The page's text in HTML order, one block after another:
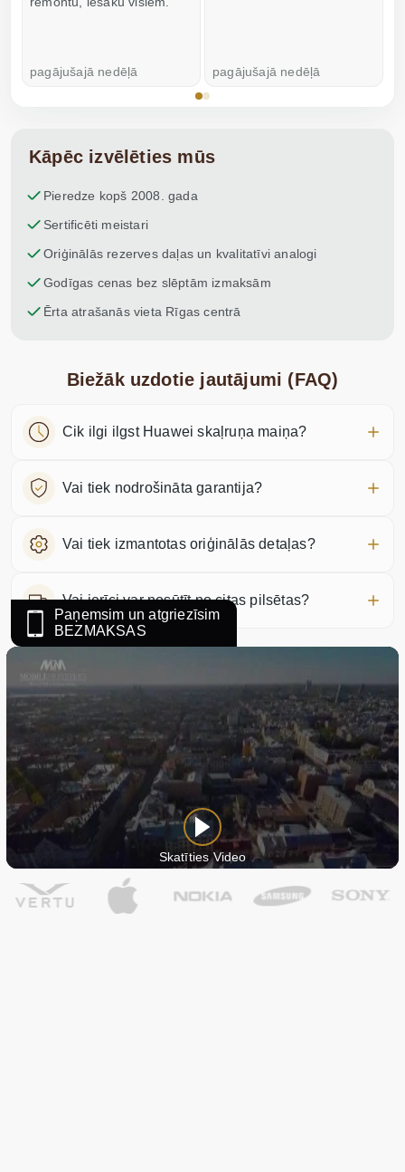
pagājušajā nedēļā pagājušajā nedēļā
Kāpēc izvēlēties mūs
Pieredze kopš 2008. gada
Sertificēti meistari
Oriģinālās rezerves daļas un kvalitatīvi analogi
Godīgas cenas bez slēptām izmaksām
Ērta atrašanās vieta Rīgas centrā
Biežāk uzdotie jautājumi (FAQ)
Cik ilgi ilgst Huawei skaļruņa maiņa?
Vai tiek nodrošināta garantija?
Vai tiek izmantotas oriģinālās detaļas?
Vai ierīci var nosūtīt no citas pilsētas?
Paņemsim un atgriezīsim
BEZMAKSAS
Skatīties Video